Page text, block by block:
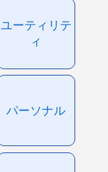
ユーティリテ
ィ
パーソナル